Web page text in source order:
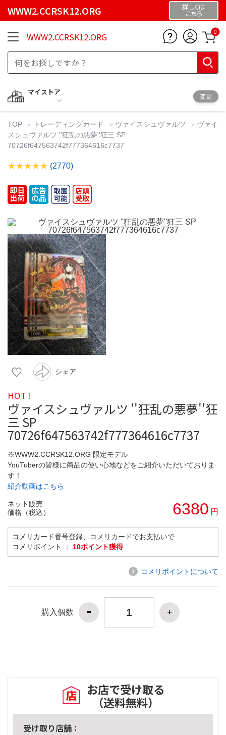
WWW2.CCRSK12.ORG 詳しくは
こちら
WWW2.CCRSK12.ORG 0
マイストア
変更
TOP トレーディングカード ヴァイスシュヴァルツ
ヴァイ
スシュヴァルツ ''狂乱の悪夢''狂三 SP
70726f647563742f777364616c7737
(2770)
シェア
HOT !
ヴァイスシュヴァルツ ''狂乱の悪夢''狂
三 SP
70726f647563742f777364616c7737
※WWW2.CCRSK12.ORG 限定モデル
YouTuberの皆様に商品の使い心地などをご紹介いただいておりま
す！
紹介動画はこちら
ネット販売
価格（税込）
6380 円
コメリカード番号登録、コメリカードでお支払いで
コメリポイント ： 10ポイント獲得
コメリポイントについて
購入個数
お店で受け取る
（送料無料）
受け取り店舗：